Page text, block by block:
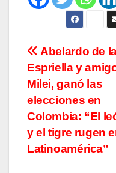
de
entradas
Abelardo de
Espriella y
Milei, ganó las
elecciones en
Colombia: “El
y el tigre rugen
Latinoamérica”